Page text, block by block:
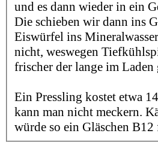
und es dann wieder in ein
Die schieben wir dann ins
Eiswürfel ins
nicht, weswegen
frischer der lange im Laden
Ein Pressling kostet etwa
kann man nicht meckern.
würde so ein Gläschen